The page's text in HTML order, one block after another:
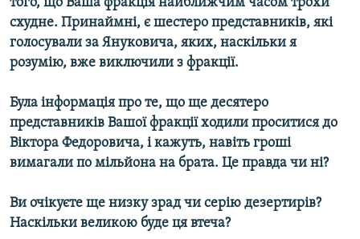
того, що Ваша фракція найближчим часом трохи
схудне. Принаймні, є шестеро представників, які
голосували за Януковича, яких, наскільки я
розумію, вже виключили з фракції.
Була інформація про те, що ще десятеро
представників Вашої фракції ходили проситися до
Віктора Федоровича, і кажуть, навіть гроші
вимагали по мільйона на брата. Це правда чи ні?
Ви очікуєте ще низку зрад чи серію дезертирів?
Наскільки великою буде ця втеча?